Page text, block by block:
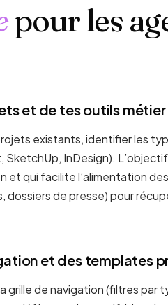
pour les
et de tes outils métier
existants, identifier les
SketchUp, InDesign).
qui facilite l’alimentation
de presse) pour
et des templates
grille de navigation (filtres